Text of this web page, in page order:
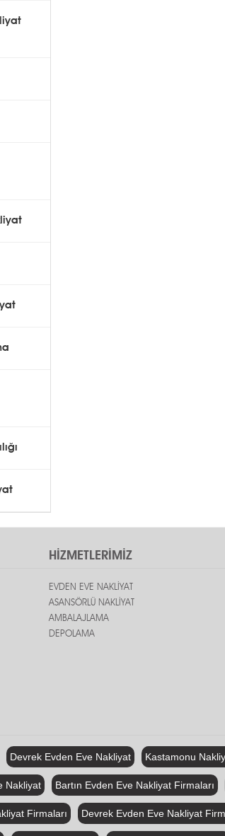
HİZMETLERİMİZ
EVDEN EVE NAKLİYAT
ASANSÖRLÜ NAKLİYAT
AMBALAJLAMA
DEPOLAMA
Devrek Evden Eve Nakliyat Kastamonu
Nakliyat Bartın Evden Eve Nakliyat Firmaları
Firmaları Devrek Evden Eve Nakliyat